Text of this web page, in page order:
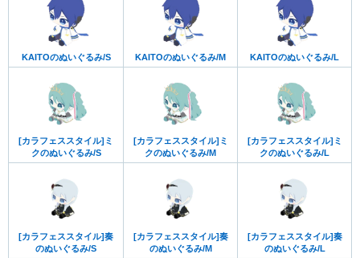
KAITOのぬいぐるみ/S KAITOのぬいぐるみ/M KAITOのぬいぐるみ/L
[カラフェススタイル]ミ
クのぬいぐるみ/S
[カラフェススタイル]ミ
クのぬいぐるみ/M
[カラフェススタイル]ミ
クのぬいぐるみ/L
[カラフェススタイル]奏
のぬいぐるみ/S
[カラフェススタイル]奏
のぬいぐるみ/M
[カラフェススタイル]奏
のぬいぐるみ/L